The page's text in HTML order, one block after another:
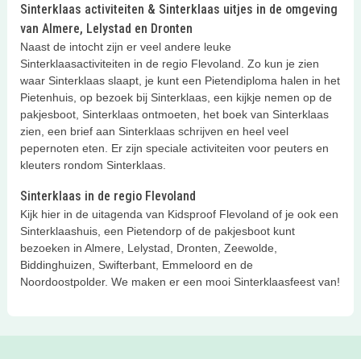
Sinterklaas activiteiten & Sinterklaas uitjes in de omgeving
van Almere, Lelystad en Dronten
Naast de intocht zijn er veel andere leuke
Sinterklaasactiviteiten in de regio Flevoland. Zo kun je zien
waar Sinterklaas slaapt, je kunt een Pietendiploma halen in het
Pietenhuis, op bezoek bij Sinterklaas, een kijkje nemen op de
pakjesboot, Sinterklaas ontmoeten, het boek van Sinterklaas
zien, een brief aan Sinterklaas schrijven en heel veel
pepernoten eten. Er zijn speciale activiteiten voor peuters en
kleuters rondom Sinterklaas.
Sinterklaas in de regio Flevoland
Kijk hier in de uitagenda van Kidsproof Flevoland of je ook een
Sinterklaashuis, een Pietendorp of de pakjesboot kunt
bezoeken in Almere, Lelystad, Dronten, Zeewolde,
Biddinghuizen, Swifterbant, Emmeloord en de
Noordoostpolder. We maken er een mooi Sinterklaasfeest van!